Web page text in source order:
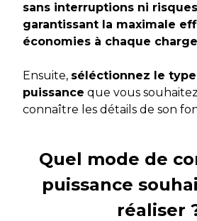
sans interruptions ni
garantissant la maximale
économies à chaque
Ensuite, séléctionnez le
puissance que vous
connaître les détails de son
Quel mode de
puissance
réaliser